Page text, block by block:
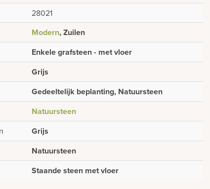
28021
Modern, Zuilen
Enkele grafsteen - met vloer
Grijs
Gedeeltelijk beplanting, Natuursteen
Natuursteen
Grijs
Natuursteen
Staande steen met vloer